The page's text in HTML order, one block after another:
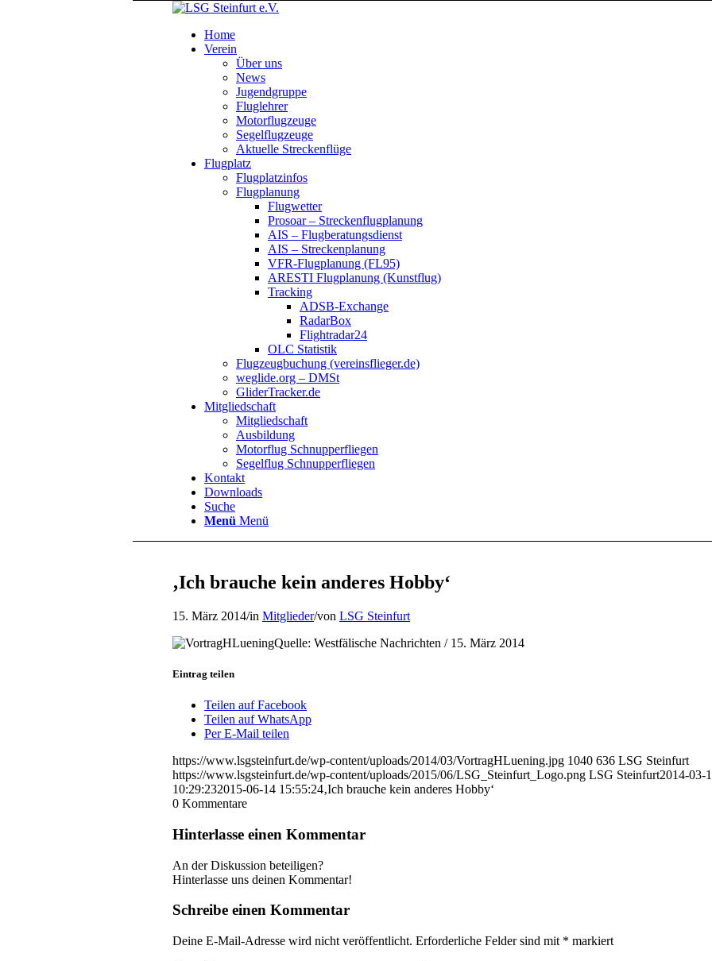
Home
Verein
Über uns
News
Jugendgruppe
Fluglehrer
Motorflugzeuge
Segelflugzeuge
Aktuelle Streckenflüge
Flugplatz
Flugplatzinfos
Flugplanung
Flugwetter
Prosoar – Streckenflugplanung
AIS – Flugberatungsdienst
AIS – Streckenplanung
VFR-Flugplanung (FL95)
ARESTI Flugplanung (Kunstflug)
Tracking
ADSB-Exchange
RadarBox
Flightradar24
OLC Statistik
Flugzeugbuchung (vereinsflieger.de)
weglide.org – DMSt
GliderTracker.de
Mitgliedschaft
Mitgliedschaft
Ausbildung
Motorflug Schnupperfliegen
Segelflug Schnupperfliegen
Kontakt
Downloads
Suche
Menü Menü
‚Ich brauche kein anderes Hobby‘
15. März 2014/in Mitglieder/von LSG Steinfurt
Quelle: Westfälische Nachrichten / 15. März 2014
Eintrag teilen
Teilen auf Facebook
Teilen auf WhatsApp
Per E-Mail teilen
https://www.lsgsteinfurt.de/wp-content/uploads/2014/03/VortragHLuening.jpg 1040 636 LSG Steinfurt
https://www.lsgsteinfurt.de/wp-content/uploads/2015/06/LSG_Steinfurt_Logo.png LSG Steinfurt2014-03-
10:29:232015-06-14 15:55:24‚Ich brauche kein anderes Hobby‘
0 Kommentare
Hinterlasse einen Kommentar
An der Diskussion beteiligen?
Hinterlasse uns deinen Kommentar!
Schreibe einen Kommentar
Deine E-Mail-Adresse wird nicht veröffentlicht. Erforderliche Felder sind mit * markiert